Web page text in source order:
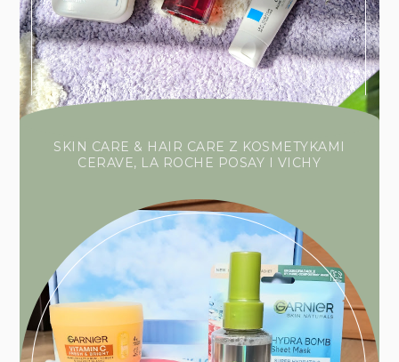
SKIN CARE & HAIR CARE Z KOSMETYKAMI
CERAVE, LA ROCHE POSAY I VICHY